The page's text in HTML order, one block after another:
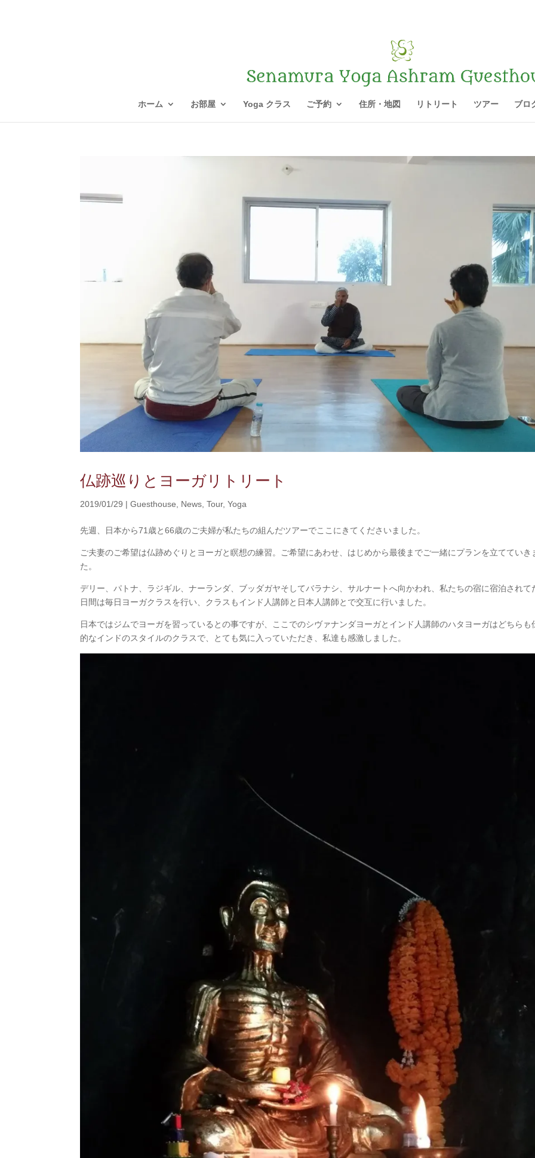
ホーム お部屋 Yoga クラス ご予約 住所・地図 リトリート ツアー ブロ
仏跡巡りとヨーガリトリート
2019/01/29 |Guesthouse News ,Tour,Yoga
先週、日本から71歳と66歳のご夫婦が私たちの組んだツアーでここにきてくださいました。
ご夫妻のご希望は仏跡めぐりとヨーガと瞑想の練習。ご希望にあわせ、はじめから最後までご一緒にプランを立てていき
た。
デリー、パトナ、ラジギル、ナーランダ、ブッダガヤそしてバラナシ、サルナートへ向かわれ、私たちの宿に宿泊されて
日間は毎日ヨーガクラスを行い、クラスもインド人講師と日本人講師とで交互に行いました。
日本ではジムでヨーガを習っているとの事ですが、ここでのシヴァナンダヨーガとインド人講師のハタヨーガはどちらも
的なインドのスタイルのクラスで、とても気に入っていただき、私達も感激しました。